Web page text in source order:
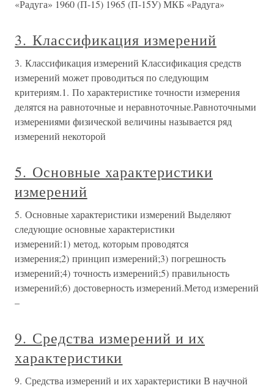
«Радуга» 1960 (П-15) 1965 (П-15У) МКБ «Радуга»
3. Классификация измерений
3. Классификация измерений Классификация средств
измерений может проводиться по следующим
критериям.1. По характеристике точности измерения
делятся на равноточные и неравноточные.Равноточными
измерениями физической величины называется ряд
измерений некоторой
5. Основные характеристики
измерений
5. Основные характеристики измерений Выделяют
следующие основные характеристики
измерений:1) метод, которым проводятся
измерения;2) принцип измерений;3) погрешность
измерений;4) точность измерений;5) правильность
измерений;6) достоверность измерений.Метод измерений
–
9. Средства измерений и их
характеристики
9. Средства измерений и их характеристики В научной